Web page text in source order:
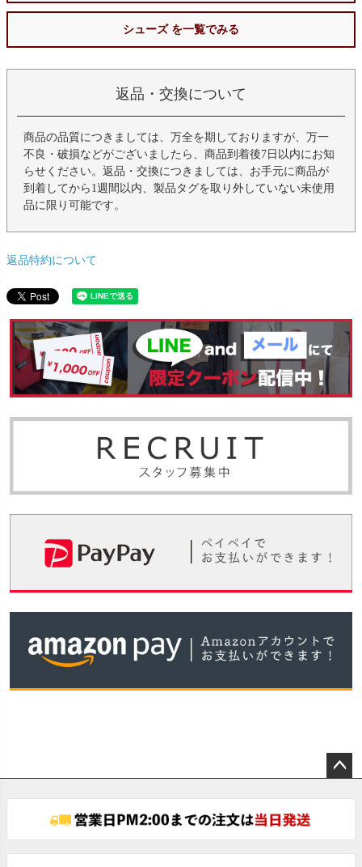
シューズ を一覧でみる
返品・交換について
商品の品質につきましては、万全を期しておりますが、万一
不良・破損などがございましたら、商品到着後7日以内にお知
らせください。返品・交換につきましては、お手元に商品が
到着してから1週間以内、製品タグを取り外していない未使用
品に限り可能です。
返品特約について
へ